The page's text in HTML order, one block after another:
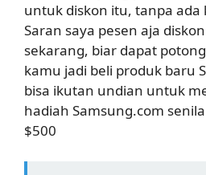
untuk diskon itu, tanpa ada
Saran saya pesen aja
sekarang, biar dapat
kamu jadi beli produk baru
bisa ikutan undian untuk
hadiah Samsung.com
$500